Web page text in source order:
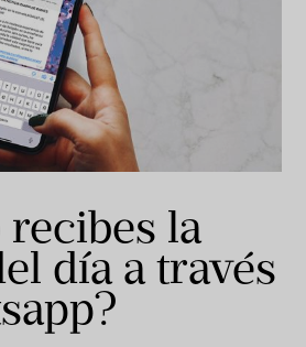
recibes la
día a través